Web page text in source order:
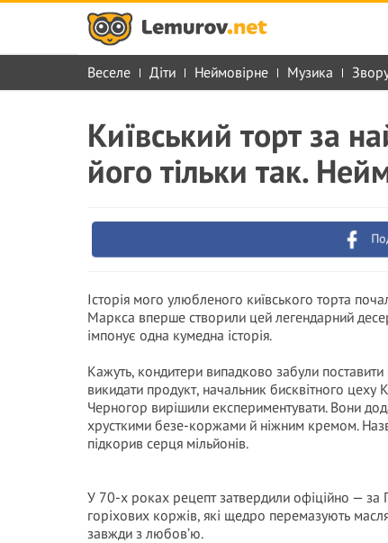
Веселе Діти Неймовірне Музика
Київський торт за
його тільки так.
Історія мого улюбленого київського торта
Маркса вперше створили цей легендарний
імпонує одна кумедна історія.
Кажуть, кондитери випадково забули
викидати продукт, начальник бисквітного
Черногор вирішили експериментувати. Вони
хрусткими безе-коржами й ніжним кремом.
підкорив серця мільйонів.
У 70-х роках рецепт затвердили офіційно — за
горіхових коржів, які щедро перемазують
завжди з любов’ю.